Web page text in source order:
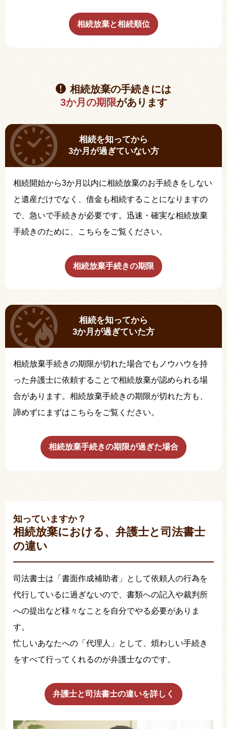
相続放棄と相続順位
相続放棄の手続きには
3か月の期限があります
相続を知ってから
3か月が過ぎていない方
相続開始から3か月以内に相続放棄のお手続きをしない
と遺産だけでなく、借金も相続することになりますの
で、急いで手続きが必要です。迅速・確実な相続放棄
手続きのために、こちらをご覧ください。
相続放棄手続きの期限
相続を知ってから
3か月が過ぎていた方
相続放棄手続きの期限が切れた場合でもノウハウを持
った弁護士に依頼することで相続放棄が認められる場
合があります。相続放棄手続きの期限が切れた方も、
諦めずにまずはこちらをご覧ください。
相続放棄手続きの期限が過ぎた場合
知っていますか？
相続放棄における、弁護士と司法書士
の違い
司法書士は「書面作成補助者」として依頼人の行為を
代行しているに過ぎないので、書類への記入や裁判所
への提出など様々なことを自分でやる必要がありま
す。
忙しいあなたへの「代理人」として、煩わしい手続き
をすべて行ってくれるのが弁護士なのです。
弁護士と司法書士の違いを詳しく